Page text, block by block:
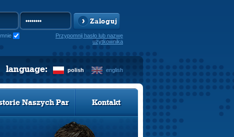
Zaloguj
Przypomnij hasło lub nazwę
użytkownika
polish english
language:
Naszych Par Kontakt